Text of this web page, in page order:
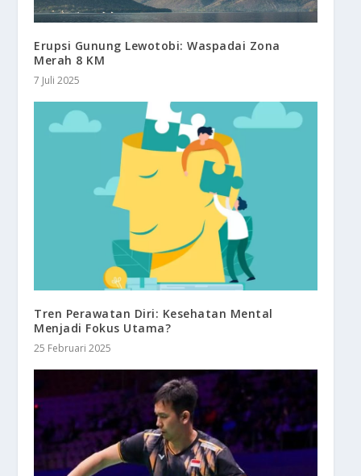
Erupsi Gunung Lewotobi: Waspadai Zona
Merah 8 KM
7 Juli 2025
Tren Perawatan Diri: Kesehatan Mental
Menjadi Fokus Utama?
25 Februari 2025